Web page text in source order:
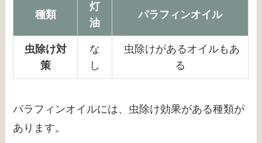
種類
灯
油
パラフィンオイル
虫除け対
策
な
し
虫除けがあるオイルもあ
る
パラフィンオイルには、虫除け効果がある種類が
あります。